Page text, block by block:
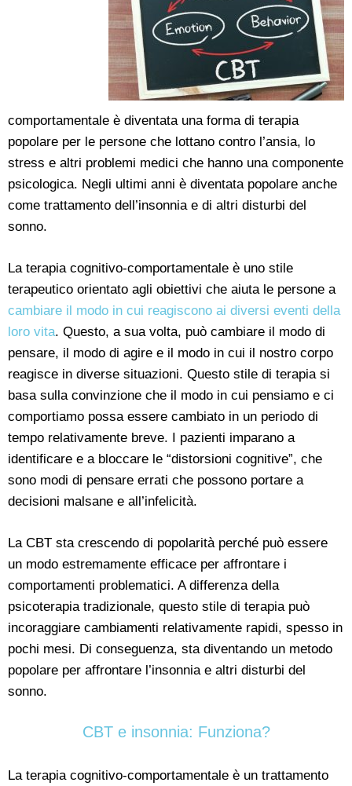
comportamentale è diventata una forma di terapia
popolare per le persone che lottano contro l’ansia, lo
stress e altri problemi medici che hanno una componente
psicologica. Negli ultimi anni è diventata popolare anche
come trattamento dell’insonnia e di altri disturbi del
sonno.
La terapia cognitivo-comportamentale è uno stile
terapeutico orientato agli obiettivi che aiuta le persone a
cambiare il modo in cui reagiscono ai diversi eventi della
loro vita. Questo, a sua volta, può cambiare il modo di
pensare, il modo di agire e il modo in cui il nostro corpo
reagisce in diverse situazioni. Questo stile di terapia si
basa sulla convinzione che il modo in cui pensiamo e ci
comportiamo possa essere cambiato in un periodo di
tempo relativamente breve. I pazienti imparano a
identificare e a bloccare le “distorsioni cognitive”, che
sono modi di pensare errati che possono portare a
decisioni malsane e all’infelicità.
La CBT sta crescendo di popolarità perché può essere
un modo estremamente efficace per affrontare i
comportamenti problematici. A differenza della
psicoterapia tradizionale, questo stile di terapia può
incoraggiare cambiamenti relativamente rapidi, spesso in
pochi mesi. Di conseguenza, sta diventando un metodo
popolare per affrontare l’insonnia e altri disturbi del
sonno.
CBT e insonnia: Funziona?
La terapia cognitivo-comportamentale è un trattamento